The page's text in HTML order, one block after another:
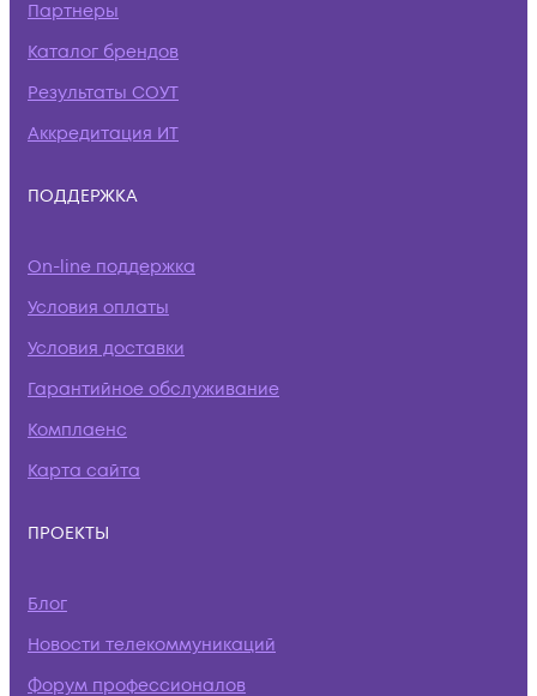
Партнеры
Каталог брендов
Результаты СОУТ
Аккредитация ИТ
ПОДДЕРЖКА
On-line поддержка
Условия оплаты
Условия доставки
Гарантийное обслуживание
Комплаенс
Карта сайта
ПРОЕКТЫ
Блог
Новости телекоммуникаций
Форум профессионалов